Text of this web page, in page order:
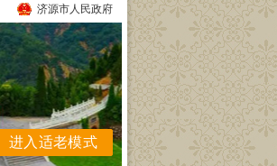
济源市人民政府
进入适老模式